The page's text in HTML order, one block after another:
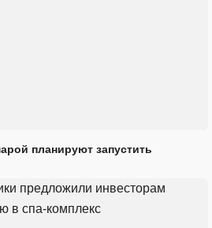
планируют запустить